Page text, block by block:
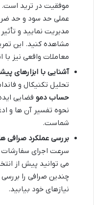
موفقیت در ترید
عملی حد سود و حد
مدیریت نمایید و
مشاهده کنید. این
معاملات واقعی نیز
آشنایی با ابزارهای
تحلیل تکنیکال و
حساب دمو فضایی
نحوه تفسیر آن ها و
شماست.
بررسی عملکرد صرافی
سرعت اجرای سفارشات
می توانید پیش از
چندین صرافی را
نیازهای خود بیابید.